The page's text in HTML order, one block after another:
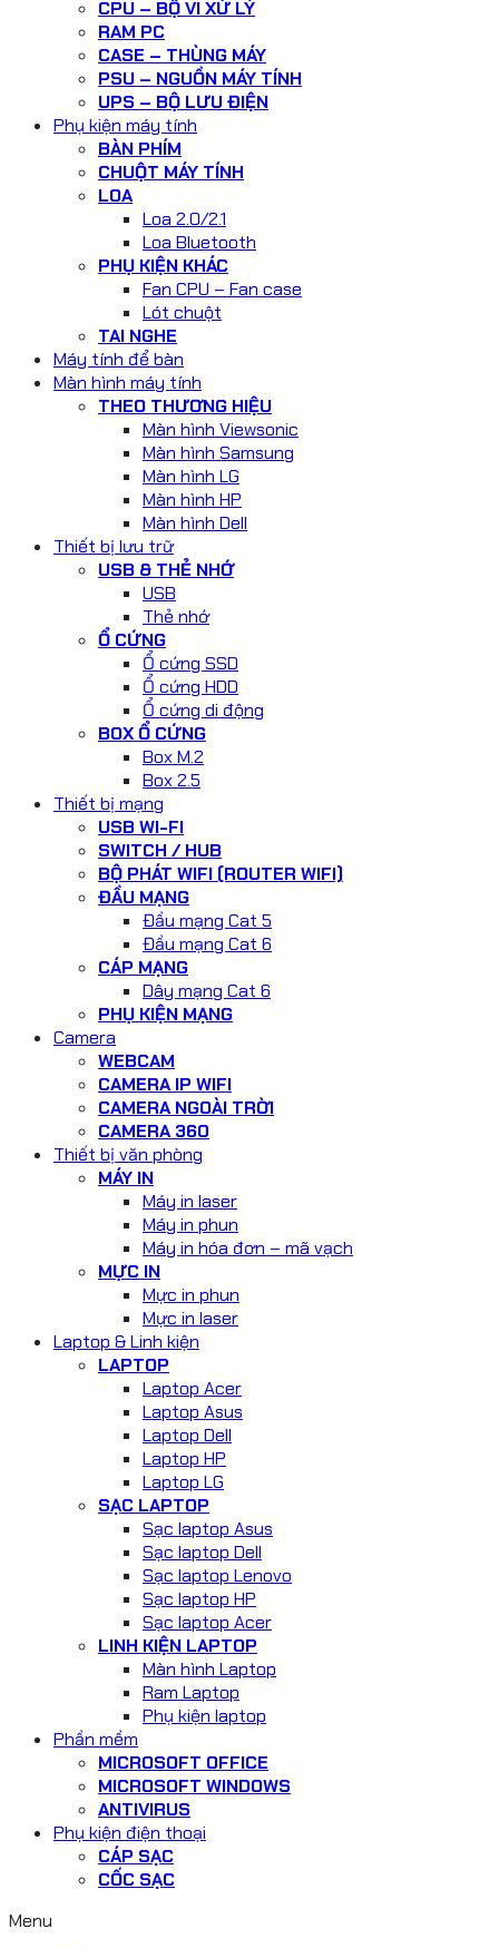
CPU – BỘ VI XỬ LÝ
RAM PC
CASE – THÙNG MÁY
PSU – NGUỒN MÁY TÍNH
UPS – BỘ LƯU ĐIỆN
Phụ kiện máy tính
BÀN PHÍM
CHUỘT MÁY TÍNH
LOA
Loa 2.0/2.1
Loa Bluetooth
PHỤ KIỆN KHÁC
Fan CPU – Fan case
Lót chuột
TAI NGHE
Máy tính để bàn
Màn hình máy tính
THEO THƯƠNG HIỆU
Màn hình Viewsonic
Màn hình Samsung
Màn hình LG
Màn hình HP
Màn hình Dell
Thiết bị lưu trữ
USB & THẺ NHỚ
USB
Thẻ nhớ
Ổ CỨNG
Ổ cứng SSD
Ổ cứng HDD
Ổ cứng di động
BOX Ổ CỨNG
Box M.2
Box 2.5
Thiết bị mạng
USB WI-FI
SWITCH / HUB
BỘ PHÁT WIFI (ROUTER WIFI)
ĐẦU MẠNG
Đầu mạng Cat 5
Đầu mạng Cat 6
CÁP MẠNG
Dây mạng Cat 6
PHỤ KIỆN MẠNG
Camera
WEBCAM
CAMERA IP WIFI
CAMERA NGOÀI TRỜI
CAMERA 360
Thiết bị văn phòng
MÁY IN
Máy in laser
Máy in phun
Máy in hóa đơn – mã vạch
MỰC IN
Mực in phun
Mực in laser
Laptop & Linh kiện
LAPTOP
Laptop Acer
Laptop Asus
Laptop Dell
Laptop HP
Laptop LG
SẠC LAPTOP
Sạc laptop Asus
Sạc laptop Dell
Sạc laptop Lenovo
Sạc laptop HP
Sạc laptop Acer
LINH KIỆN LAPTOP
Màn hình Laptop
Ram Laptop
Phụ kiện laptop
Phần mềm
MICROSOFT OFFICE
MICROSOFT WINDOWS
ANTIVIRUS
Phụ kiện điện thoại
CÁP SẠC
CỐC SẠC
Menu